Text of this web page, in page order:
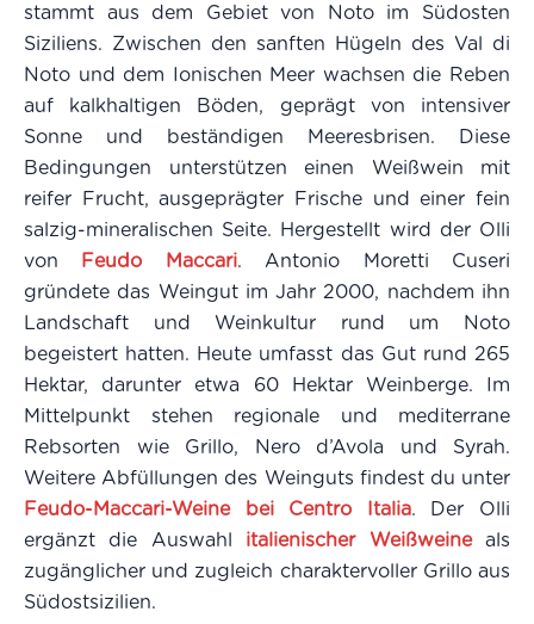
stammt aus dem Gebiet von Noto im Südosten
Siziliens. Zwischen den sanften Hügeln des Val di
Noto und dem Ionischen Meer wachsen die Reben
auf kalkhaltigen Böden, geprägt von intensiver
Sonne und beständigen Meeresbrisen. Diese
Bedingungen unterstützen einen Weißwein mit
reifer Frucht, ausgeprägter Frische und einer fein
salzig-mineralischen Seite. Hergestellt wird der Olli
von Feudo Maccari. Antonio Moretti Cuseri
gründete das Weingut im Jahr 2000, nachdem ihn
Landschaft und Weinkultur rund um Noto
begeistert hatten. Heute umfasst das Gut rund 265
Hektar, darunter etwa 60 Hektar Weinberge. Im
Mittelpunkt stehen regionale und mediterrane
Rebsorten wie Grillo, Nero d’Avola und Syrah.
Weitere Abfüllungen des Weinguts findest du unter
Feudo-Maccari-Weine bei Centro Italia. Der Olli
ergänzt die Auswahl italienischer Weißweineals
zugänglicher und zugleich charaktervoller Grillo aus
Südostsizilien.